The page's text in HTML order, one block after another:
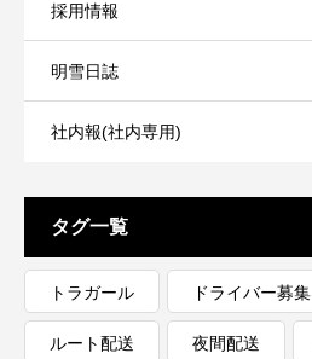
採用情報
明雪日誌
社内報(社内専用)
タグ一覧
トラガール ドライバー募集
ルート配送 夜間配送